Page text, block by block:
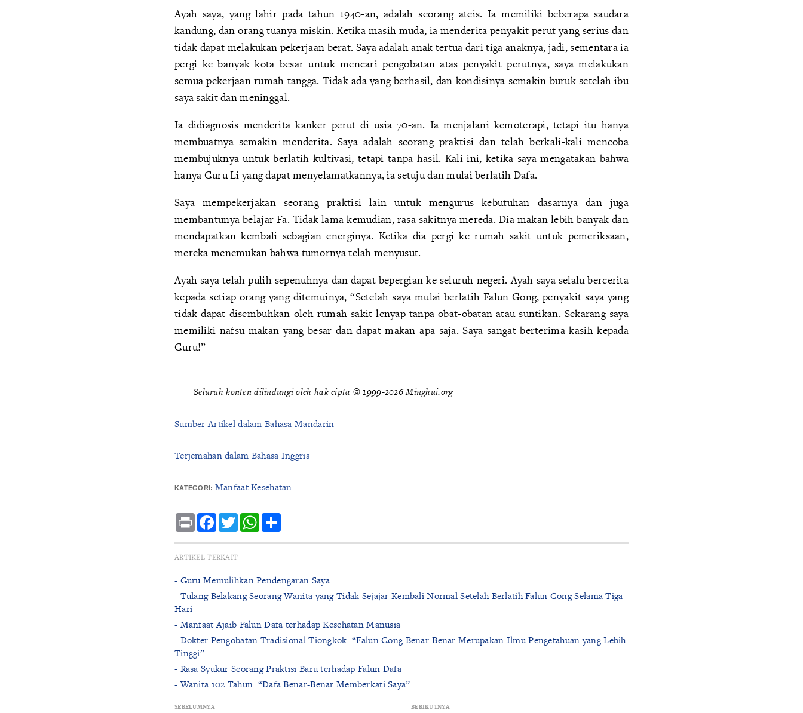
Ayah saya, yang lahir pada tahun 1940-an, adalah seorang ateis. Ia memiliki beberapa saudara
kandung, dan orang tuanya miskin. Ketika masih muda, ia menderita penyakit perut yang serius dan
tidak dapat melakukan pekerjaan berat. Saya adalah anak tertua dari tiga anaknya, jadi, sementara ia
pergi ke banyak kota besar untuk mencari pengobatan atas penyakit perutnya, saya melakukan
semua pekerjaan rumah tangga. Tidak ada yang berhasil, dan kondisinya semakin buruk setelah ibu
saya sakit dan meninggal.
Ia didiagnosis menderita kanker perut di usia 70-an. Ia menjalani kemoterapi, tetapi itu hanya
membuatnya semakin menderita. Saya adalah seorang praktisi dan telah berkali-kali mencoba
membujuknya untuk berlatih kultivasi, tetapi tanpa hasil. Kali ini, ketika saya mengatakan bahwa
hanya Guru Li yang dapat menyelamatkannya, ia setuju dan mulai berlatih Dafa.
Saya mempekerjakan seorang praktisi lain untuk mengurus kebutuhan dasarnya dan juga
membantunya belajar Fa. Tidak lama kemudian, rasa sakitnya mereda. Dia makan lebih banyak dan
mendapatkan kembali sebagian energinya. Ketika dia pergi ke rumah sakit untuk pemeriksaan,
mereka menemukan bahwa tumornya telah menyusut.
Ayah saya telah pulih sepenuhnya dan dapat bepergian ke seluruh negeri. Ayah saya selalu bercerita
kepada setiap orang yang ditemuinya, “Setelah saya mulai berlatih Falun Gong, penyakit saya yang
tidak dapat disembuhkan oleh rumah sakit lenyap tanpa obat-obatan atau suntikan. Sekarang saya
memiliki nafsu makan yang besar dan dapat makan apa saja. Saya sangat berterima kasih kepada
Guru!”
Seluruh konten dilindungi oleh hak cipta © 1999-2026 Minghui.org
Sumber Artikel dalam Bahasa Mandarin
Terjemahan dalam Bahasa Inggris
KATEGORI: Manfaat Kesehatan
Print Facebook
TwitterWhatsApp
ARTIKEL TERKAIT
- Guru Memulihkan Pendengaran Saya
- Tulang Belakang Seorang Wanita yang Tidak Sejajar Kembali Normal Setelah Berlatih Falun Gong Selama Tiga
Hari
- Manfaat Ajaib Falun Dafa terhadap Kesehatan Manusia
- Dokter Pengobatan Tradisional Tiongkok: “Falun Gong Benar-Benar Merupakan Ilmu Pengetahuan yang Lebih
Tinggi”
- Rasa Syukur Seorang Praktisi Baru terhadap Falun Dafa
- Wanita 102 Tahun: “Dafa Benar-Benar Memberkati Saya”
SEBELUMNYA BERIKUTNYA